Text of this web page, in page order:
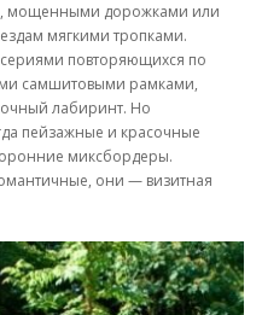
мощенными дорожками или
мягкими тропками.
повторяющихся по
самшитовыми рамками,
лабиринт. Но
пейзажные и красочные
миксбордеры.
они — визитная